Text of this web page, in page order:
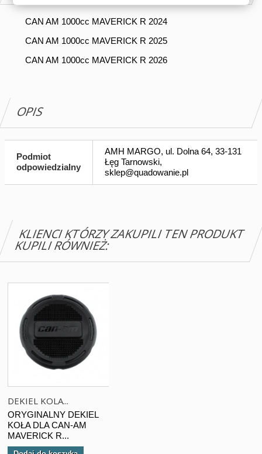
CAN AM 1000cc MAVERICK R 2024
CAN AM 1000cc MAVERICK R 2025
CAN AM 1000cc MAVERICK R 2026
OPIS
Podmiot
odpowiedzialny
AMH MARGO, ul. Dolna 64, 33-131
Łęg Tarnowski,
sklep@quadowanie.pl
KLIENCI KTÓRZY ZAKUPILI TEN PRODUKT
KUPILI RÓWNIEŻ:
DEKIEL KOLA...
ORYGINALNY DEKIEL
KOŁA DLA CAN-AM
MAVERICK R...